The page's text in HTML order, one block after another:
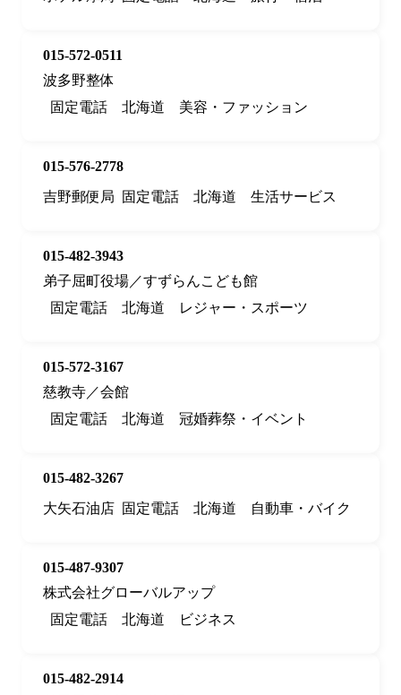
015-572-0511
波多野整体
固定電話
北海道 美容・ファッション
015-576-2778
吉野郵便局
固定電話 北海道 生活サービス
015-482-3943
弟子屈町役場／すずらんこども館
固定電話
北海道 レジャー・スポーツ
015-572-3167
慈教寺／会館
固定電話
北海道 冠婚葬祭・イベント
015-482-3267
大矢石油店 固定電話 北海道 自動車・バイク
015-487-9307
株式会社グローバルアップ
固定電話
北海道 ビジネス
015-482-2914